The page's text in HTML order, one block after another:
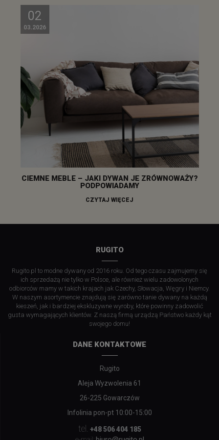
02
03.2026
CIEMNE MEBLE – JAKI DYWAN JE ZRÓWNOWAŻY?
PODPOWIADAMY
CZYTAJ WIĘCEJ
RUGITO
Rugito.pl to modne dywany od 2016 roku. Od tego czasu zajmujemy się
ich sprzedażą nie tylko w Polsce, ale również wielu zadowolonych
odbiorców mamy w takich krajach jak Czechy, Słowacja, Węgry i Niemcy.
W naszym asortymencie znajdują się zarówno tanie dywany na każdą
kieszeń, jak i bardziej ekskluzywne wyroby, które powinny zadowolić
gusta wymagających klientów. Z naszą firmą urządzą Państwo każdy kąt
swojego domu!
DANE KONTAKTOWE
Rugito
Aleja Wyzwolenia 61
26-225 Gowarczów
Infolinia pon-pt 10:00-15:00
tel. +48 506 404 185